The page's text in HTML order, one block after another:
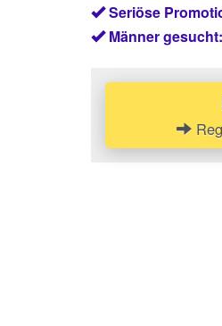
Seriöse
Männer gesucht: